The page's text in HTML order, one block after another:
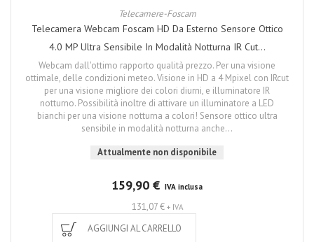
Telecamere-Foscam
Telecamera Webcam Foscam HD Da Esterno Sensore Ottico
4.0 MP Ultra Sensibile In Modalità Notturna IR Cut...
Webcam dall'ottimo rapporto qualità prezzo. Per una visione
ottimale, delle condizioni meteo. Visione in HD a 4 Mpixel con IRcut
per una visione migliore dei colori diurni, e illuminatore IR
notturno. Possibilità inoltre di attivare un illuminatore a LED
bianchi per una visione notturna a colori! Sensore ottico ultra
sensibile in modalità notturna anche...
Attualmente non disponibile
159,90 € IVA inclusa
131,07 € + IVA
AGGIUNGI AL CARRELLO